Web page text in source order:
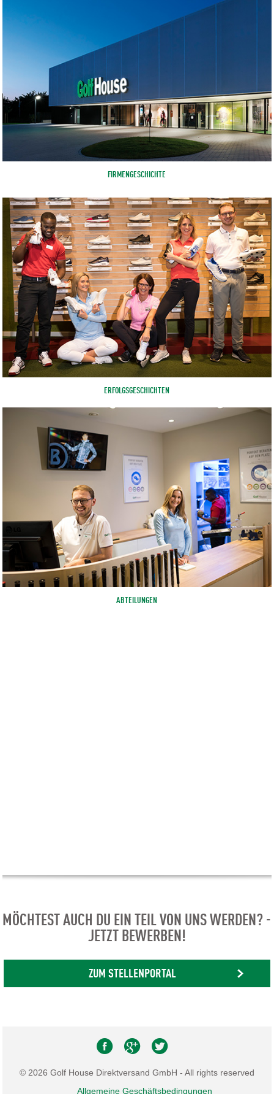
FIRMENGESCHICHTE
ERFOLGSGESCHICHTEN
ABTEILUNGEN
MÖCHTEST AUCH DU EIN TEIL VON UNS WERDEN? -
JETZT BEWERBEN!
ZUM STELLENPORTAL
© 2026 Golf House Direktversand GmbH - All rights reserved
Allgemeine Geschäftsbedingungen